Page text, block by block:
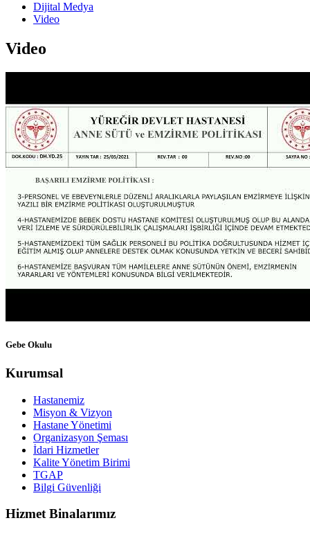
Dijital Medya
Video
Video
Gebe Okulu
Kurumsal
Hastanemiz
Misyon & Vizyon
Hastane Yönetimi
Organizasyon Şeması
İdari Hizmetler
Kalite Yönetim Birimi
TGAP
Bilgi Güvenliği
Hizmet Binalarımız